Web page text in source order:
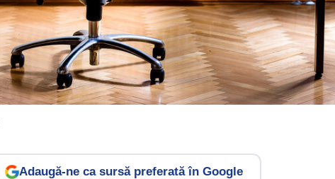
Adaugă-ne ca sursă preferată în Google